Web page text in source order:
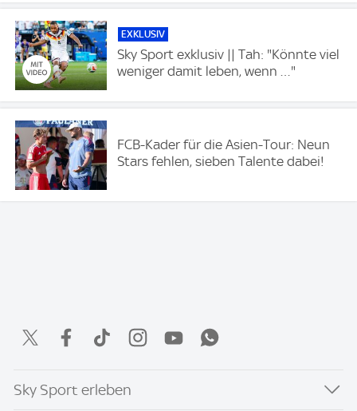
EXKLUSIV
Sky Sport exklusiv || Tah: "Könnte viel
weniger damit leben, wenn …"
FCB-Kader für die Asien-Tour: Neun
Stars fehlen, sieben Talente dabei!
Sky Sport erleben